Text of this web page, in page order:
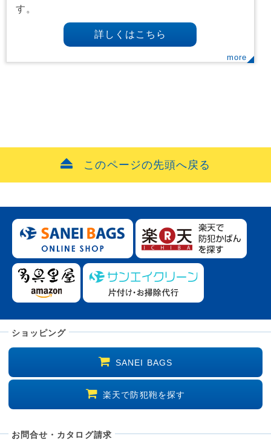
す。
詳しくはこちら
more
このページの先頭へ戻る
ショッピング
SANEI BAGS
楽天で防犯鞄を探す
お問合せ・カタログ請求